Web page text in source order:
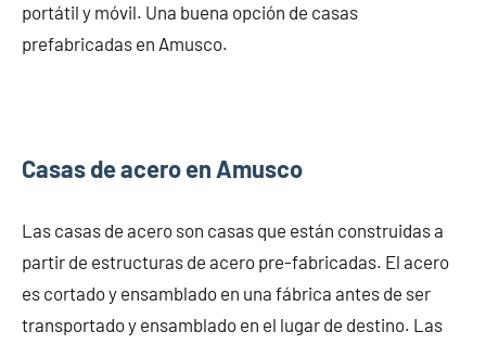
portátil y móvil. Una buena opción de casas
prefabricadas en Amusco.
Casas de acero en Amusco
Las casas de acero son casas que están construidas a
partir de estructuras de acero pre-fabricadas. El acero
es cortado y ensamblado en una fábrica antes de ser
transportado y ensamblado en el lugar de destino. Las